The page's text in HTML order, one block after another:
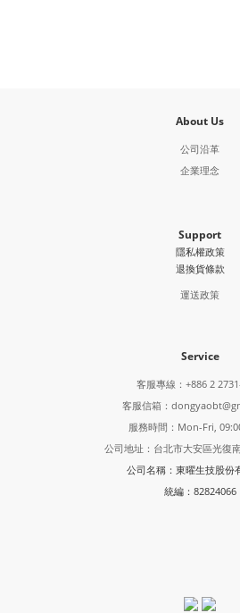
About Us
公司沿革
企業理念
Support
隱私權政策
退換貨條款
運送政策
Service
客服專線：+886 2
客服信箱：
服務時間：Mon-Fri,
公司地址：台北市大安區光復
公司名稱：東曜生技股份
統編：82824066